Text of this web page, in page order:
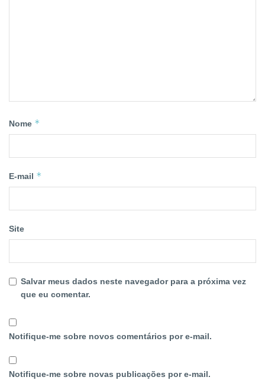
Nome *
E-mail *
Site
Salvar meus dados neste navegador para a próxima vez
que eu comentar.
Notifique-me sobre novos comentários por e-mail.
Notifique-me sobre novas publicações por e-mail.